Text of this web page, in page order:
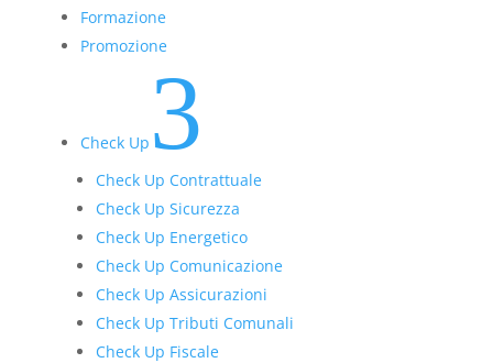
Formazione
Promozione
Check Up 3
Check Up Contrattuale
Check Up Sicurezza
Check Up Energetico
Check Up Comunicazione
Check Up Assicurazioni
Check Up Tributi Comunali
Check Up Fiscale